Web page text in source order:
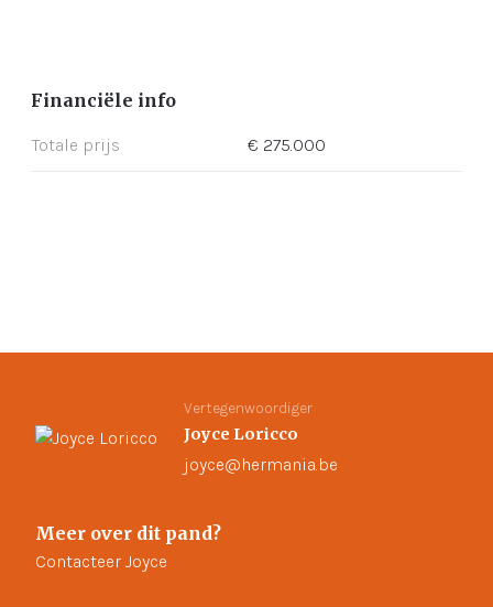
Financiële info
Totale prijs € 275.000
Vertegenwoordiger
Joyce Loricco
joyce@hermania.be
Meer over dit pand?
Contacteer Joyce